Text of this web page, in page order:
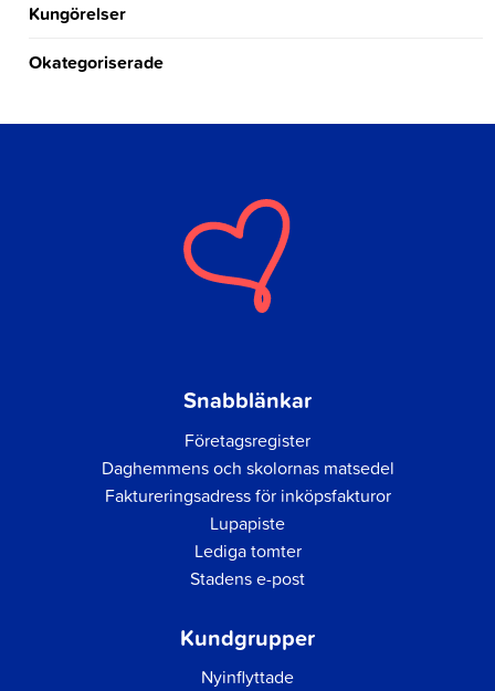
Kungörelser
Okategoriserade
Snabblänkar
Företagsregister
Daghemmens och skolornas matsedel
Faktureringsadress för inköpsfakturor
Lupapiste
Lediga tomter
Stadens e-post
Kundgrupper
Nyinflyttade